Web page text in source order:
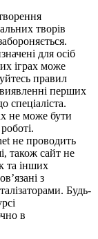
творів
для осіб
іграх може
правил
перших
спеціаліста.
не може бути
не проводить
також сайт не
та інших
з
Будь-
в